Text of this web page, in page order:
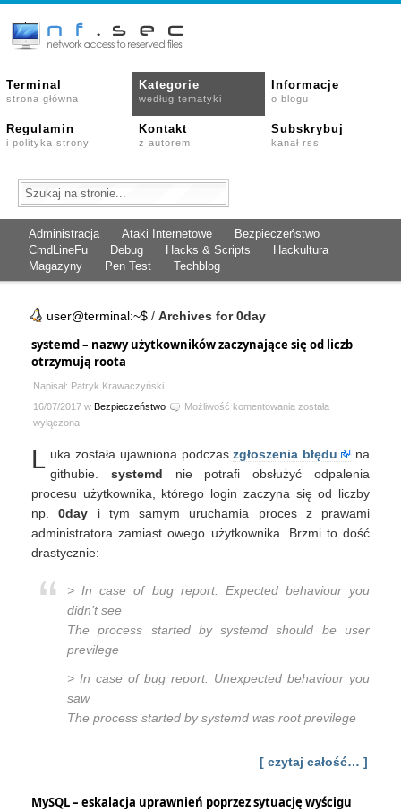
Terminal
strona główna
Kategorie
według tematyki
Informacje
o blogu
Regulamin
i polityka strony
Kontakt
z autorem
Subskrybuj
kanał rss
Administracja Ataki Internetowe
Bezpieczeństwo
CmdLineFu
Debug Hacks & Scripts
Hackultura
Magazyny
Pen Test Techblog
user@terminal:~$ / Archives for 0day
systemd – nazwy użytkowników zaczynające się od liczb
otrzymują roota
Napisał: Patryk Krawaczyński
16/07/2017 w Bezpieczeństwo Możliwość komentowania systemd
użytkowników
zaczynające
liczb
otrzymują
została
wyłączona
L uka została ujawniona podczaszgłoszenia błędu
na
githubie. systemd nie potrafi obsłużyć odpalenia
procesu użytkownika, którego login zaczyna się od liczby
np.0day i tym samym uruchamia proces z prawami
administratora zamiast owego użytkownika. Brzmi to dość
drastycznie:
> In case of bug report: Expected behaviour you
didn’t see
The process started by systemd should be user
previlege
> In case of bug report: Unexpected behaviour you
saw
The process started by systemd was root previlege
[ czytaj całość… ]
MySQL – eskalacja uprawnień poprzez sytuację wyścigu